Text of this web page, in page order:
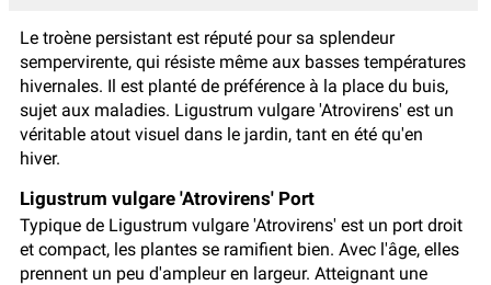
Le troène persistant est réputé pour sa splendeur
sempervirente, qui résiste même aux basses températures
hivernales. Il est planté de préférence à la place du buis,
sujet aux maladies. Ligustrum vulgare 'Atrovirens' est un
véritable atout visuel dans le jardin, tant en été qu'en
hiver.
Ligustrum vulgare 'Atrovirens' Port
Typique de Ligustrum vulgare 'Atrovirens' est un port droit
et compact, les plantes se ramifient bien. Avec l'âge, elles
prennent un peu d'ampleur en largeur. Atteignant une